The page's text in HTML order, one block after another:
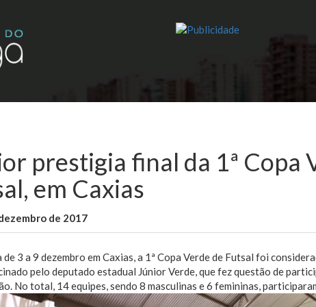
prestigia final da 1ª Copa
em Caxias
de 2017
de 3 a 9 dezembro em Caxias, a 1ª Copa Verde de Futsal foi
pelo deputado estadual Júnior Verde, que fez questão de
No total, 14 equipes, sendo 8 masculinas e 6 femininas,